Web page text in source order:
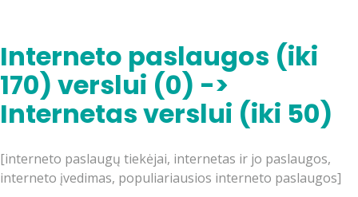
Interneto paslaugos (iki
170) verslui (0) ->
Internetas verslui (iki 50)
[interneto paslaugų tiekėjai, internetas ir jo paslaugos,
interneto įvedimas, populiariausios interneto paslaugos]